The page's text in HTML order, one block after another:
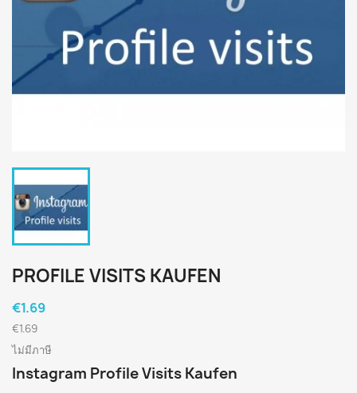
PROFILE VISITS KAUFEN
€1.69
€1.69
ไม่มีภาษี
Instagram Profile Visits Kaufen